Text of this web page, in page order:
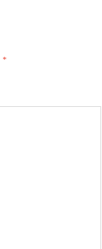
*